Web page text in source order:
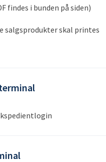
findes i bunden på siden)
salgsprodukter skal printes